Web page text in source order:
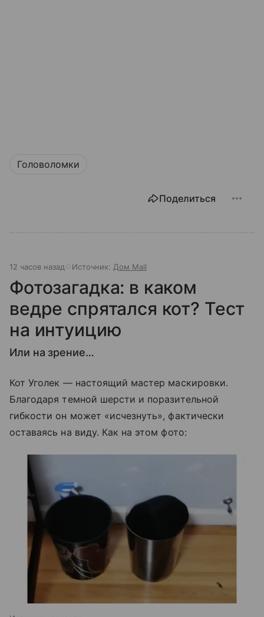
Головоломки
Поделиться
12 часов назад Источник: Дом Mail
Фотозагадка: в каком
ведре спрятался кот? Тест
на интуицию
Или на зрение…
Кот Уголек — настоящий мастер маскировки.
Благодаря темной шерсти и поразительной
гибкости он может «исчезнуть», фактически
оставаясь на виду. Как на этом фото: